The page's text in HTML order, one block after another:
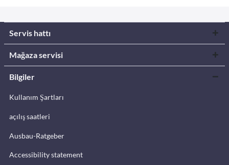
Servis hattı
Mağaza servisi
Bilgiler
Kullanım Şartları
açılış saatleri
Ausbau-Ratgeber
Accessibility statement